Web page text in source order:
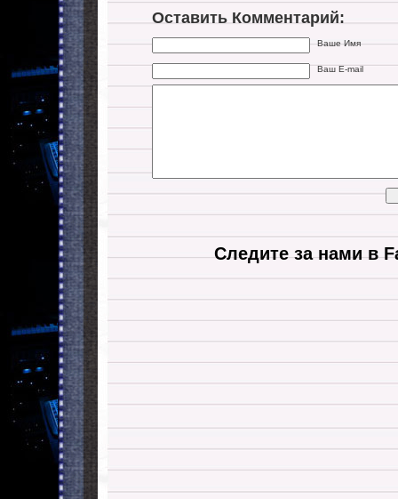
Оставить Комментарий:
Ваше Имя
Ваш E-mail
Следите за нами в